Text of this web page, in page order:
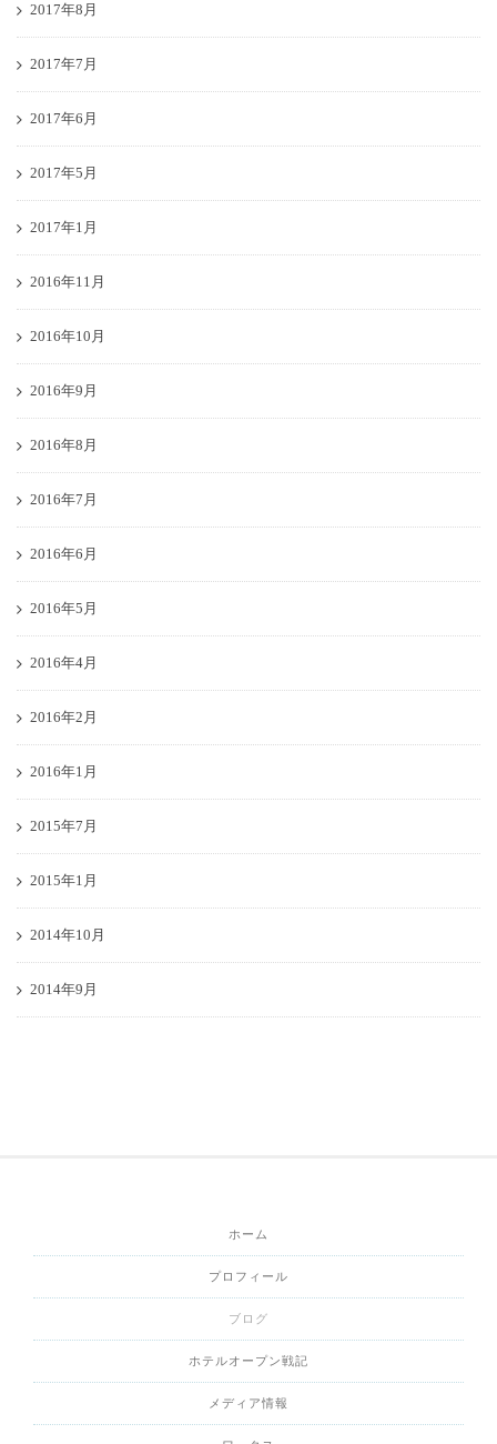
2017年8月
2017年7月
2017年6月
2017年5月
2017年1月
2016年11月
2016年10月
2016年9月
2016年8月
2016年7月
2016年6月
2016年5月
2016年4月
2016年2月
2016年1月
2015年7月
2015年1月
2014年10月
2014年9月
ホーム
プロフィール
ブログ
ホテルオープン戦記
メディア情報